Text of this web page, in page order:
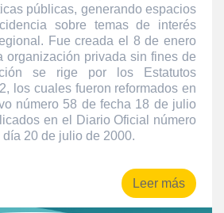
públicas, generando espacios
sobre temas de interés
Fue creada el 8 de enero
organización privada sin fines de
se rige por los Estatutos
los cuales fueron reformados en
número 58 de fecha 18 de julio
en el Diario Oficial número
20 de julio de 2000.
Leer más